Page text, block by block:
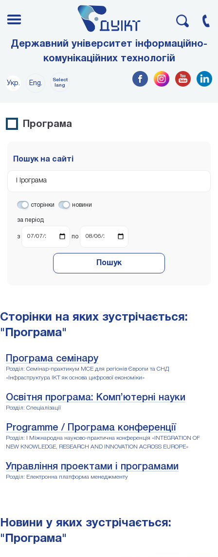
Державний університет інформаційно-
комунікаційних технологій
Укр. Eng.
Select
lang
Програма
Пошук на сайті
сторінки новини
за період
з по
Пошук
Сторінки на яких зустрічається:
"Програма"
Програма семінару
Розділ: Семінар-практикум МСЕ для регіонів Європи та СНД
«Інфраструктура ІКТ як основа цифрової економіки»
Освітня програма: Комп’ютерні науки
Розділ: Спеціалізації
Programme / Програма конференції
Розділ: І Міжнародна науково-практична конференція «INTEGRATION OF
NEW KNOWLEDGE, RESEARCH AND INNOVATION ACROSS EUROPE»
Управління проектами і програмами
Розділ: Електронна платформа менеджменту
Новини у яких зустрічається:
"Програма"